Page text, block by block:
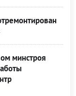
минстроя